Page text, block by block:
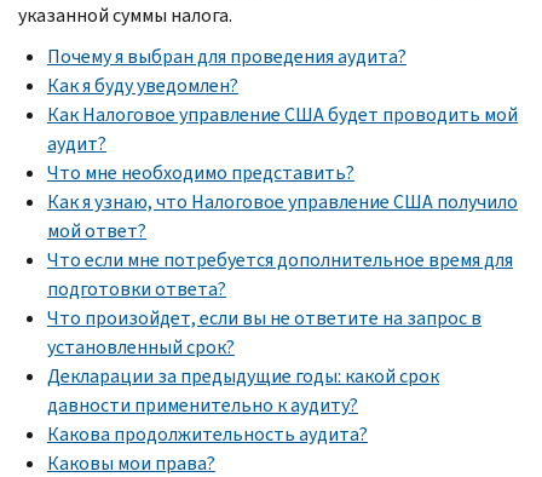
указанной суммы налога.
Почему я выбран для проведения аудита?
Как я буду уведомлен?
Как Налоговое управление США будет проводить мой
аудит?
Что мне необходимо представить?
Как я узнаю, что Налоговое управление США получило
мой ответ?
Что если мне потребуется дополнительное время для
подготовки ответа?
Что произойдет, если вы не ответите на запрос в
установленный срок?
Декларации за предыдущие годы: какой срок
давности применительно к аудиту?
Какова продолжительность аудита?
Каковы мои права?